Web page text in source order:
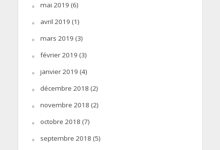
mai 2019 (6)
avril 2019 (1)
mars 2019 (3)
février 2019 (3)
janvier 2019 (4)
décembre 2018 (2)
novembre 2018 (2)
octobre 2018 (7)
septembre 2018 (5)